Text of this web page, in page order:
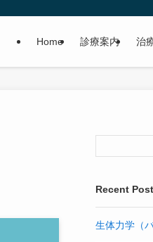
Home 診療案内 治
Recent
生体力学（